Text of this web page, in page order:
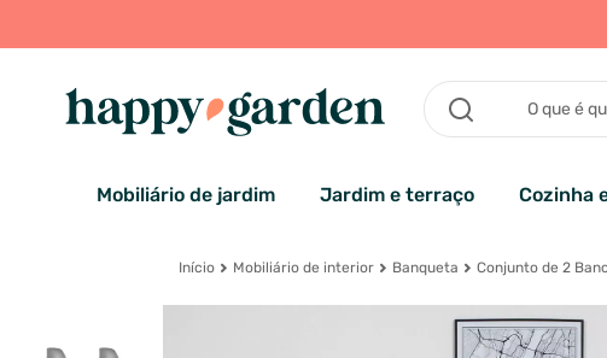
Mobiliário de jardim Jardim e terraço Cozinha
Início Mobiliário de interior Banqueta Conjunto de 2